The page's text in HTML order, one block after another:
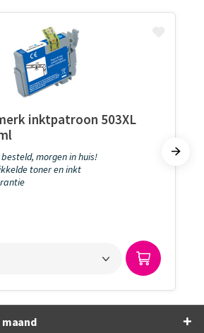
inktpatroon 503XL
morgen in huis!
toner en inkt
maand